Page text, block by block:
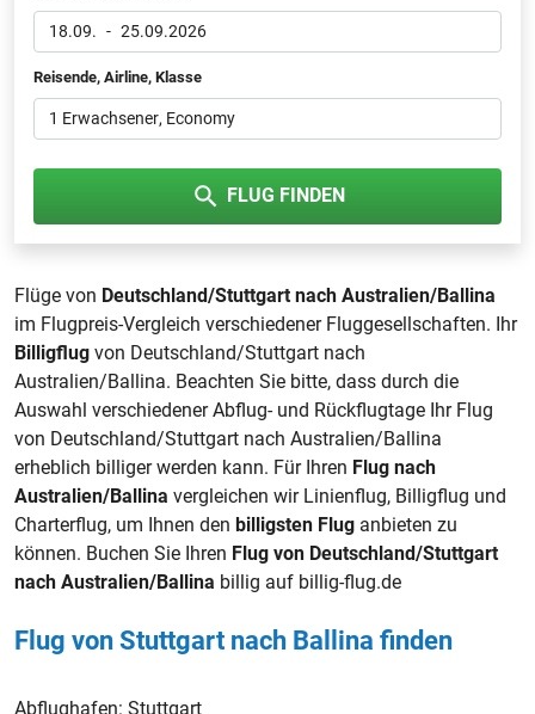
18.09. - 25.09.2026
Reisende, Airline, Klasse
1 Erwachsener, Economy
FLUG FINDEN
Flüge von Deutschland/Stuttgart nach Australien/Ballina
im Flugpreis-Vergleich verschiedener Fluggesellschaften. Ihr
Billigflug von Deutschland/Stuttgart nach
Australien/Ballina. Beachten Sie bitte, dass durch die
Auswahl verschiedener Abflug- und Rückflugtage Ihr Flug
von Deutschland/Stuttgart nach Australien/Ballina
erheblich billiger werden kann. Für Ihren Flug nach
Australien/Ballina vergleichen wir Linienflug, Billigflug und
Charterflug, um Ihnen den billigsten Flug anbieten zu
können. Buchen Sie Ihren Flug von Deutschland/Stuttgart
nach Australien/Ballina billig auf billig-flug.de
Flug von Stuttgart nach Ballina finden
Abflughafen: Stuttgart